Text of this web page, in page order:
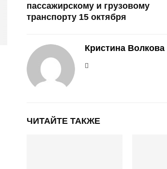
пассажирскому и грузовому
транспорту 15 октября
Кристина Волкова
ЧИТАЙТЕ ТАКЖЕ